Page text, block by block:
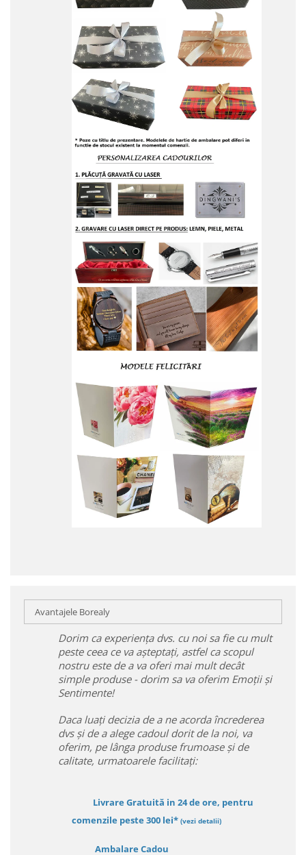
Avantajele Borealy
Dorim ca experiența dvs. cu noi sa fie cu mult
peste ceea ce va așteptați, astfel ca scopul
nostru este de a va oferi mai mult decât
simple produse - dorim sa va oferim Emoții și
Sentimente!
Daca luați decizia de a ne acorda încrederea
dvs și de a alege cadoul dorit de la noi, va
oferim, pe lânga produse frumoase și de
calitate, urmatoarele facilitați:
Livrare Gratuită in 24 de ore, pentru
comenzile peste 300 lei* (vezi detalii)
Ambalare Cadou